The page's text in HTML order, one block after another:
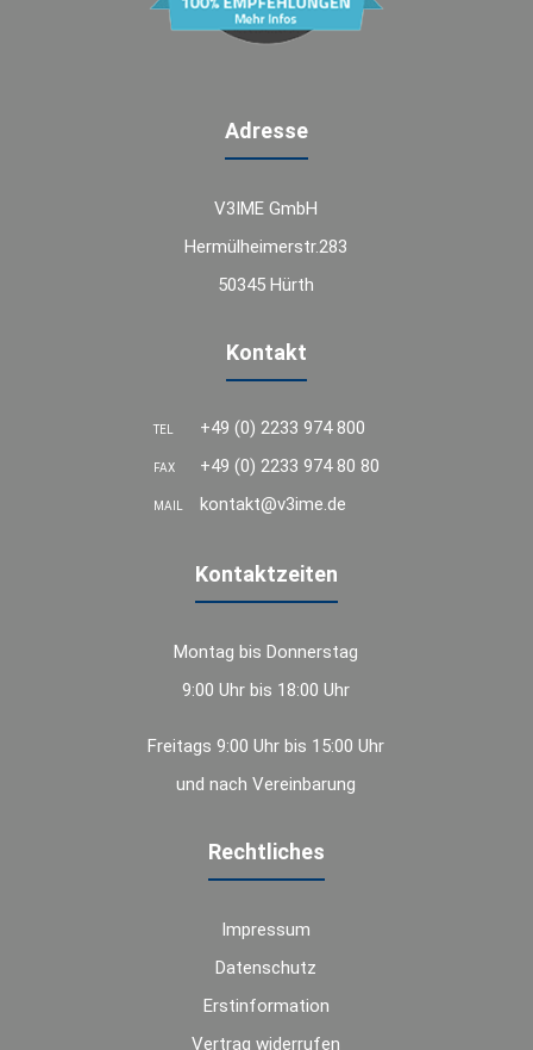
Adresse
V3IME GmbH
Hermülheimerstr.283
50345 Hürth
Kontakt
TEL +49 (0) 2233 974 800
FAX +49 (0) 2233 974 80 80
MAIL kontakt@v3ime.de
Kontaktzeiten
Montag bis Donnerstag
9:00 Uhr bis 18:00 Uhr
Freitags 9:00 Uhr bis 15:00 Uhr
und nach Vereinbarung
Rechtliches
Impressum
Datenschutz
Erstinformation
Vertrag widerrufen